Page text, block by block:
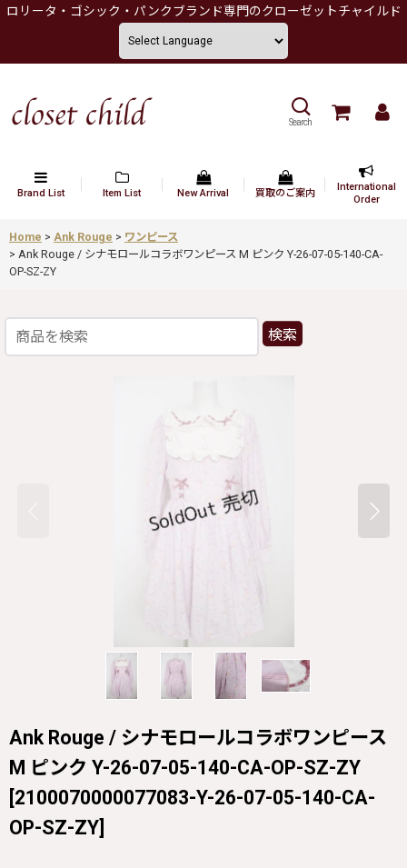
ロリータ・ゴシック・パンクブランド専門のクローゼットチャイルド
Search
Brand List Item List New Arrival 買取のご案内
International
Order
Home > Ank Rouge > ワンピース
> Ank Rouge / シナモロールコラボワンピース M ピンク Y-26-07-05-140-CA-
OP-SZ-ZY
検索
Ank Rouge / シナモロールコラボワンピース
M ピンク Y-26-07-05-140-CA-OP-SZ-ZY
[2100070000077083-Y-26-07-05-140-CA-
OP-SZ-ZY]